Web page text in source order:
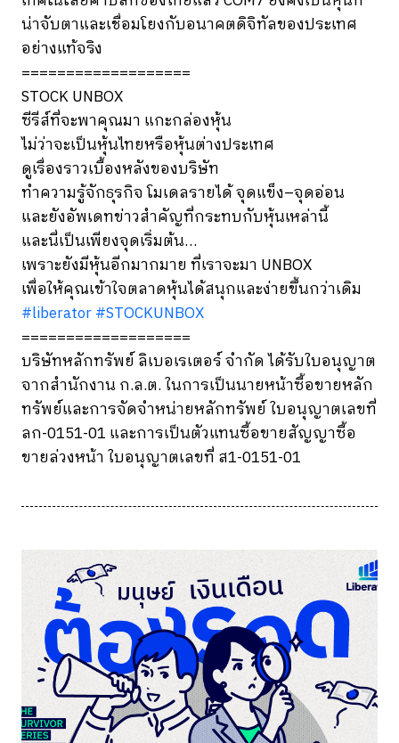
น่าจับตาและเชื่อมโยงกับอนาคตดิจิทัลของประเทศ
อย่างแท้จริง
===================
STOCK UNBOX
ซีรีส์ที่จะพาคุณมา แกะกล่องหุ้น
ไม่ว่าจะเป็นหุ้นไทยหรือหุ้นต่างประเทศ
ดูเรื่องราวเบื้องหลังของบริษัท
ทำความรู้จักธุรกิจ โมเดลรายได้ จุดแข็ง–จุดอ่อน
และยังอัพเดทข่าวสำคัญที่กระทบกับหุ้นเหล่านี้
และนี่เป็นเพียงจุดเริ่มต้น…
เพราะยังมีหุ้นอีกมากมาย ที่เราจะมา UNBOX
เพื่อให้คุณเข้าใจตลาดหุ้นได้สนุกและง่ายขึ้นกว่าเดิม
#liberator#STOCKUNBOX
===================
บริษัทหลักทรัพย์ ลิเบอเรเตอร์ จำกัด ได้รับใบอนุญาต
จากสำนักงาน ก.ล.ต. ในการเป็นนายหน้าซื้อขายหลัก
ทรัพย์และการจัดจำหน่ายหลักทรัพย์ ใบอนุญาตเลขที่
ลก-0151-01 และการเป็นตัวแทนซื้อขายสัญญาซื้อ
ขายล่วงหน้า ใบอนุญาตเลขที่ ส1-0151-01